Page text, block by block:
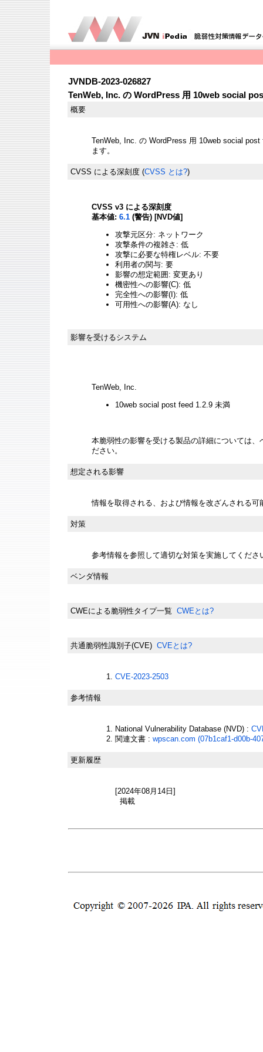
JVNDB-2023-026827
TenWeb, Inc. の WordPress 用 10web social
概要
TenWeb, Inc. の WordPress 用 10web social
ます。
CVSS による深刻度 (CVSS とは?)
CVSS v3 による深刻度
基本値: 6.1 (警告) [NVD値]
攻撃元区分: ネットワーク
攻撃条件の複雑さ: 低
攻撃に必要な特権レベル: 不要
利用者の関与: 要
影響の想定範囲: 変更あり
機密性への影響(C): 低
完全性への影響(I): 低
可用性への影響(A): なし
影響を受けるシステム
TenWeb, Inc.
10web social post feed 1.2.9 未満
本脆弱性の影響を受ける製品の詳細については
ださい。
想定される影響
情報を取得される、および情報を改ざんされる可
対策
参考情報を参照して適切な対策を実施してくださ
ベンダ情報
CWEによる脆弱性タイプ一覧 CWEとは?
共通脆弱性識別子(CVE) CVEとは?
CVE-2023-2503
参考情報
National Vulnerability Database (NVD) :
関連文書 : wpscan.com (07b1caf1-d00b-
更新履歴
[2024年08月14日]
掲載